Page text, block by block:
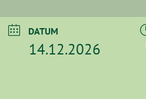
DATUM
14.12.2026